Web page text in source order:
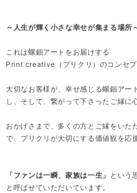
～人生が輝く小さな幸せが集まる場所
これは螺鈿アートをお届けする
Print creative（プリクリ）のコンセプ
大切なお客様が、幸せ感じる螺鈿アー
し、そして、繋がって下さったご縁に
おかげさまで、多くの方とご縁をいた
で、プリクリが大切にする価値観を応
「ファンは一瞬、家族は一生」 という
と呼ばせていただいています。